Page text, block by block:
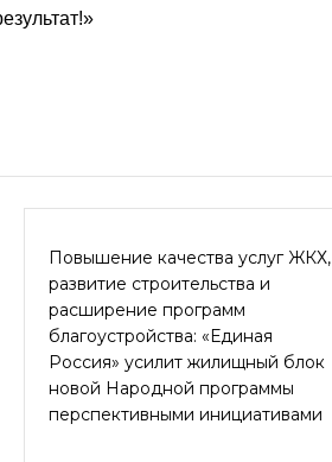
Повышение качества услуг ЖКХ,
развитие строительства и
расширение программ
благоустройства: «Единая
Россия» усилит жилищный блок
новой Народной программы
перспективными инициативами